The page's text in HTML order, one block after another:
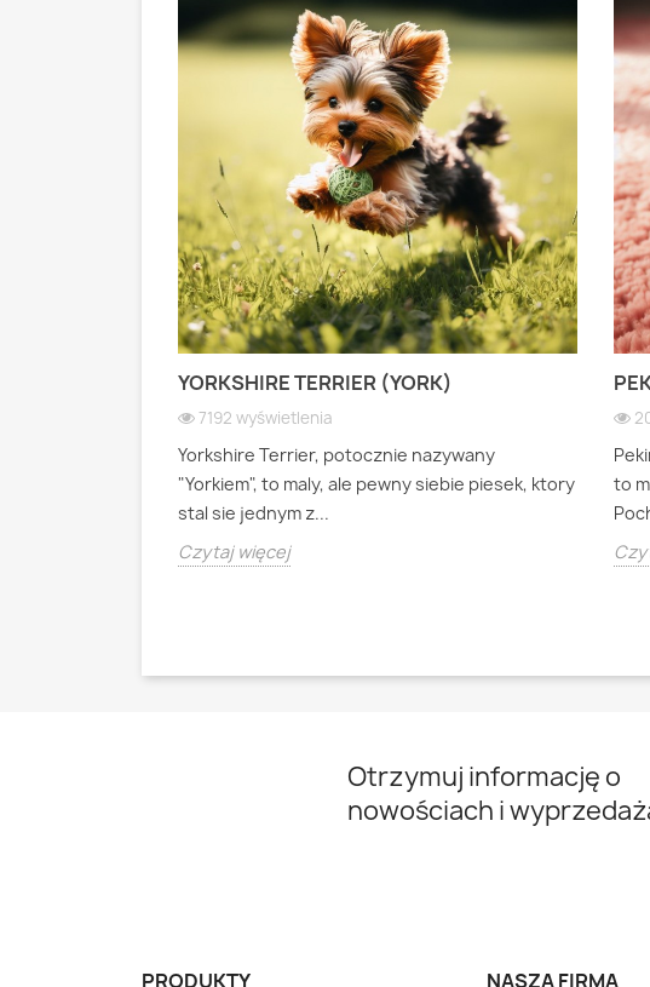
YORKSHIRE TERRIER (YORK)
7192 wyświetlenia
Yorkshire Terrier, potocznie nazywany
"Yorkiem", to maly, ale pewny siebie piesek, ktory
stal sie jednym z...
Czytaj więcej
to
Otrzymuj informację o
nowościach i
PRODUKTY NASZA FIRMA